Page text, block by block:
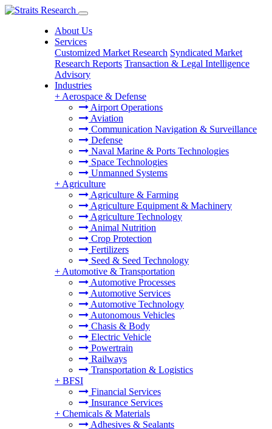
About Us
Services
Customized Market Research Syndicated Market
Research Reports Transaction & Legal Intelligence
Advisory
Industries
+ Aerospace & Defense
Airport Operations
Aviation
Communication Navigation & Surveillance
Defense
Naval Marine & Ports Technologies
Space Technologies
Unmanned Systems
+ Agriculture
Agriculture & Farming
Agriculture Equipment & Machinery
Agriculture Technology
Animal Nutrition
Crop Protection
Fertilizers
Seed & Seed Technology
+ Automotive & Transportation
Automotive Processes
Automotive Services
Automotive Technology
Autonomous Vehicles
Chasis & Body
Electric Vehicle
Powertrain
Railways
Transportation & Logistics
+ BFSI
Financial Services
Insurance Services
+ Chemicals & Materials
Adhesives & Sealants